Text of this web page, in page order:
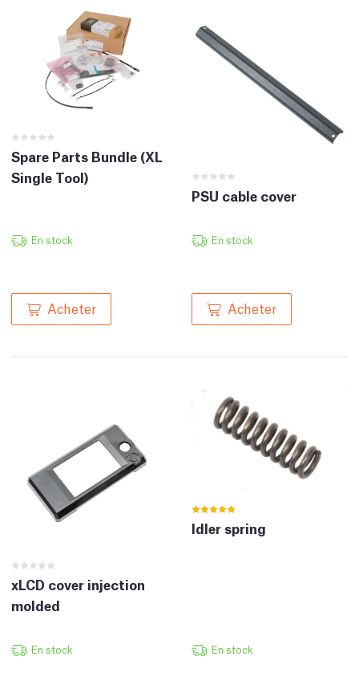
Spare Parts Bundle (XL
Single Tool)
En stock
Acheter
PSU cable cover
En stock
Acheter
xLCD cover injection
molded
En stock
Idler spring
En stock